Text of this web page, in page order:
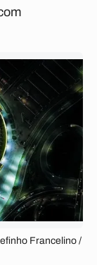
Francelino /